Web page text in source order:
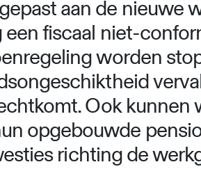
aan de nieuwe
fiscaal niet-
worden
Ook kunnen
opgebouwde
richting de